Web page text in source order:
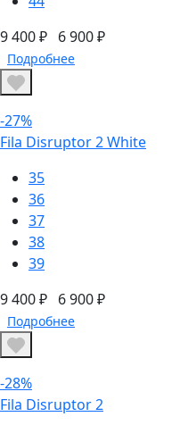
9 400 ₽ 6 900 ₽
Подробнее
-27%
Fila Disruptor 2 White
35
36
37
38
39
9 400 ₽ 6 900 ₽
Подробнее
-28%
Fila Disruptor 2